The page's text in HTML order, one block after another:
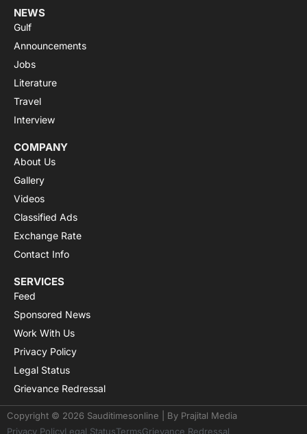
NEWS
Gulf
Announcements
Jobs
Literature
Travel
Interview
COMPANY
About Us
Gallery
Videos
Classified Ads
Exchange Rate
Contact Info
SERVICES
Feed
Sponsored News
Work With Us
Privacy Policy
Legal Status
Grievance Redressal
Copyright © 2026 Sauditimesonline | By Prajital Media
Privacy PolicyLegal StatusTermsGrievance Redressal